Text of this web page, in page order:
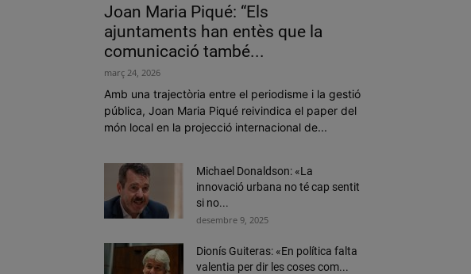
Joan Maria Piqué: “Els
ajuntaments han entès que la
comunicació també...
març 24, 2026
Amb una trajectòria entre el periodisme i la gestió
pública, Joan Maria Piqué reivindica el paper del
món local en la projecció internacional de...
Michael Donaldson: «La
innovació urbana no té cap sentit
si no...
desembre 9, 2025
Dionís Guiteras: «En política falta
valentia per dir les coses com...